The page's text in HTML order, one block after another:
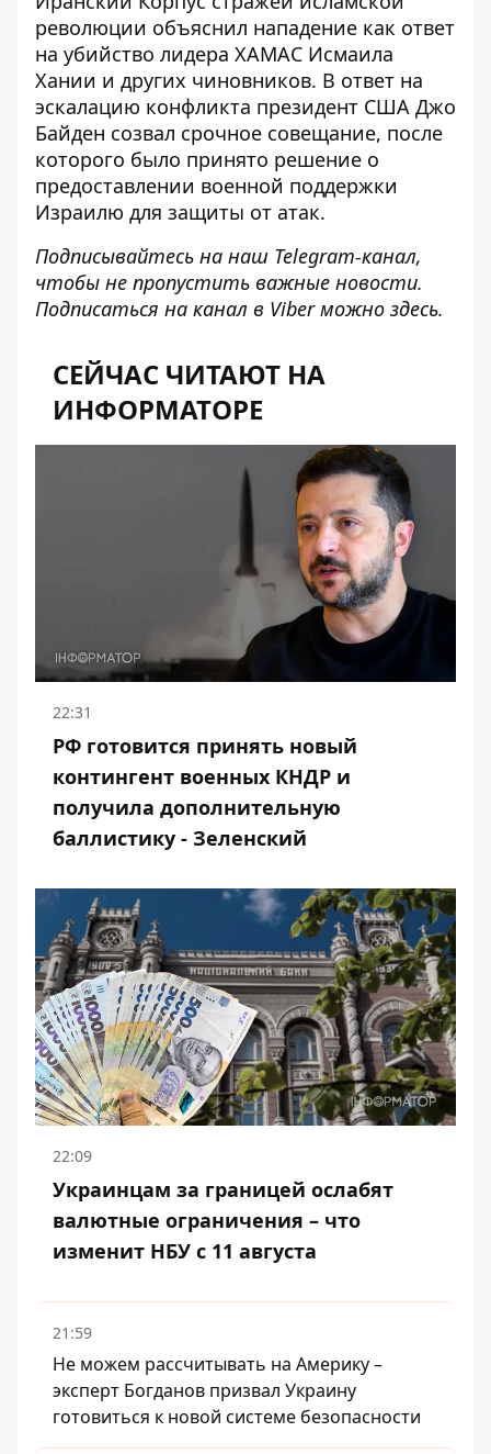
революции объяснил нападение как ответ
на убийство лидера ХАМАС Исмаила
Хании и других чиновников. В ответ на
эскалацию конфликта президент США Джо
Байден созвал срочное совещание, после
которого было принято решение о
предоставлении военной поддержки
Израилю для защиты от атак.
Подписывайтесь на наш Telegram-канал,
чтобы не пропустить важные новости.
Подписаться на канал в Viber можно здесь.
СЕЙЧАС ЧИТАЮТ НА
ИНФОРМАТОРЕ
22:31
РФ готовится принять новый
контингент военных КНДР и
получила дополнительную
баллистику - Зеленский
22:09
Украинцам за границей ослабят
валютные ограничения – что
изменит НБУ с 11 августа
21:59
Не можем рассчитывать на Америку –
эксперт Богданов призвал Украину
готовиться к новой системе безопасности